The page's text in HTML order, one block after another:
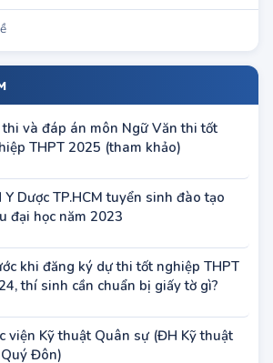
và đáp án môn Ngữ Văn thi tốt
THPT 2025 (tham khảo)
Y Dược TP.HCM tuyển sinh đào tạo
đại học năm 2023
khi đăng ký dự thi tốt nghiệp THPT
thí sinh cần chuẩn bị giấy tờ gì?
viện Kỹ thuật Quân sự (ĐH Kỹ thuật
Đôn)